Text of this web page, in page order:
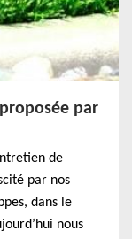
par
de
par nos
dans le
nous